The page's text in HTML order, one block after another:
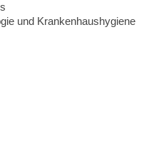
und Krankenhaushygiene